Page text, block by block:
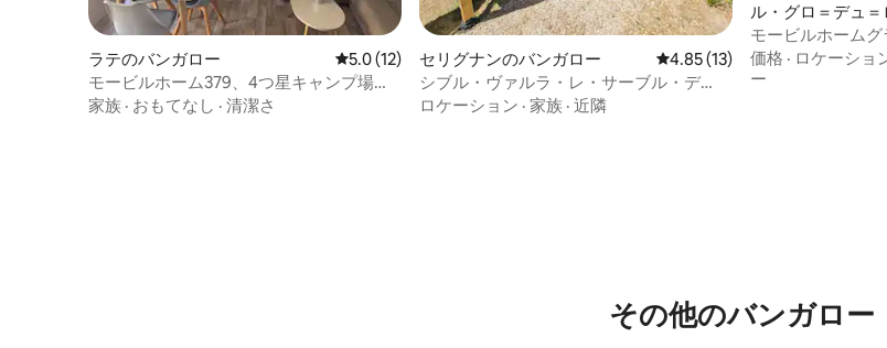
ラテのバンガロー レビュー12件、5つ星中5.0つ星の平均評価
5.0 (12)
モービルホーム379、4つ星キャンプ場
Siblu
家族 · おもてなし · 清潔さ
セリグナンのバンガロー レビュー13件、5つ星中4.85つ
4.85 (13)
シブル・ヴァルラ・レ・サーブル・デ
ュ・ミディ・キャンプ場のモービルホー
ロケーション · 家族 · 近隣
ル・グロ＝デュ＝
ガロー
モービルホームグ
価格 · ロケーショ
ー
その他のバンガロー